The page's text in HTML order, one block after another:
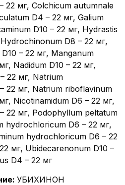
22 мг, Colchicum аutumnale
D4 – 22 мг, Galium
D10 – 22 мг, Hydrastis
D8 – 22 мг,
– 22 мг, Manganum
Nadidum D10 – 22 мг,
22 мг, Natrium
22 мг, Natrium riboflavinum
Nicotinamidum D6 – 22 мг,
22 мг, Podophyllum peltatum
hydrochloricum D6 – 22 мг,
hydrochloricum D6 – 22
мг, Ubidecarenonum D10 –
D4 – 22 мг
: УБИХИНОН